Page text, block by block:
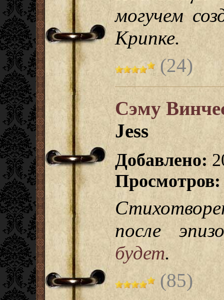
могучем
Крипке.
(24)
Сэму
Jess
Добавлено:
Просмотров:
после
будет.
(85)